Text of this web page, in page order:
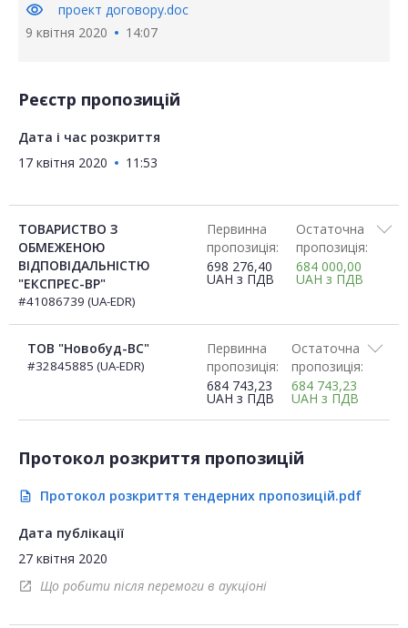
visibility
проект договору.doc
9 квітня 2020
14:07
Реєстр пропозицій
Дата і час розкриття
17 квітня 2020
11:53
ТОВАРИСТВО З
ОБМЕЖЕНОЮ
ВІДПОВІДАЛЬНІСТЮ
"ЕКСПРЕС-ВР"
#41086739 (UA-EDR)
Первинна
пропозиція:
698 276,40
UAH з ПДВ
Остаточна
пропозиція:
684 000,00
UAH з ПДВ
ТОВ "Новобуд-ВС"
#32845885 (UA-EDR)
Первинна
пропозиція:
684 743,23
UAH з ПДВ
Остаточна
пропозиція:
684 743,23
UAH з ПДВ
Протокол розкриття пропозицій
description Протокол розкриття тендерних пропозицій.pdf
Дата публікації
27 квітня 2020
open_in_new Що робити після перемоги в аукціоні